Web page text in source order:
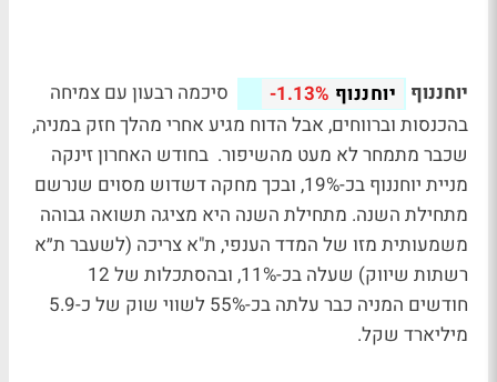
יוחננוף יוחננוף -1.13%
סיכמה רבעון עם צמיחה
בהכנסות וברווחים, אבל הדוח מגיע אחרי מהלך חזק במניה,
שכבר מתמחר לא מעט מהשיפור. בחודש האחרון זינקה
מניית יוחננוף בכ-19%, ובכך מחקה דשדוש מסוים שנרשם
מתחילת השנה. מתחילת השנה היא מציגה תשואה גבוהה
משמעותית מזו של המדד הענפי, ת"א צריכה (לשעבר ת״א
רשתות שיווק) שעלה בכ-11%, ובהסתכלות של 12
חודשים המניה כבר עלתה בכ-55% לשווי שוק של כ-5.9
מיליארד שקל.